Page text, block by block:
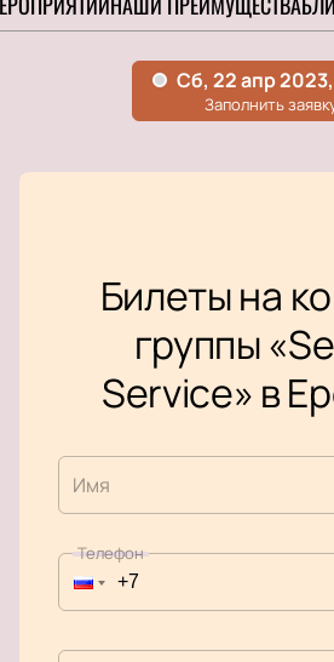
Билеты на
группы
Service» в
Имя
Телефон